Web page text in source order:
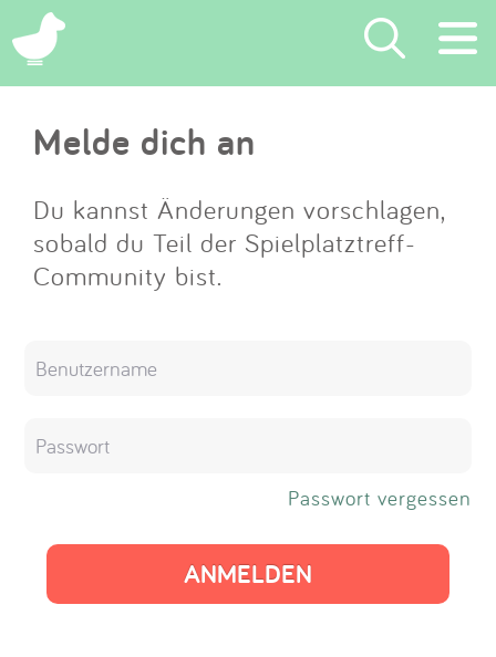
×
Suchen
Eintragen
App
Impressum
Anmelden
Melde dich an
Du kannst Änderungen vorschlagen,
sobald du Teil der Spielplatztreff-
Community bist.
Passwort vergessen